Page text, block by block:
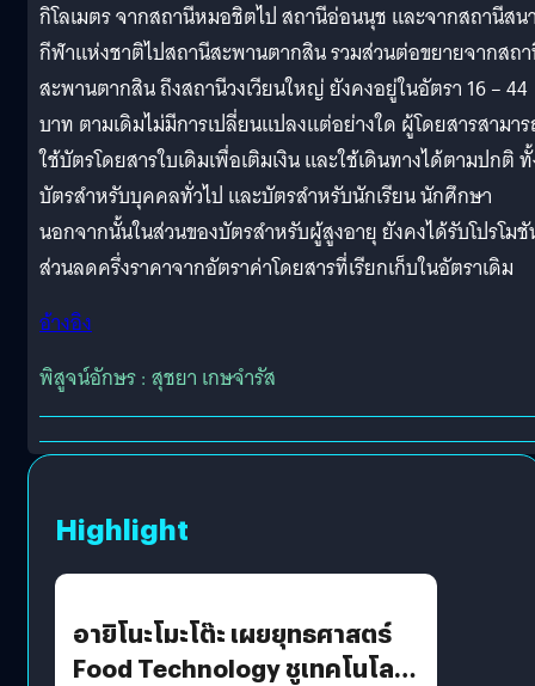
กิโลเมตร จากสถานีหมอชิตไป สถานีอ่อนนุช และจากสถานีสน
กีฬาแห่งชาติไปสถานีสะพานตากสิน รวมส่วนต่อขยายจากสถ
สะพานตากสิน ถึงสถานีวงเวียนใหญ่ ยังคงอยู่ในอัตรา 16 – 44
บาท ตามเดิมไม่มีการเปลี่ยนแปลงแต่อย่างใด ผู้โดยสารสามา
ใช้บัตรโดยสารใบเดิมเพื่อเติมเงิน และใช้เดินทางได้ตามปกติ
บัตรสำหรับบุคคลทั่วไป และบัตรสำหรับนักเรียน นักศึกษา
นอกจากนั้นในส่วนของบัตรสำหรับผู้สูงอายุ ยังคงได้รับโปรโม
ส่วนลดครึ่งราคาจากอัตราค่าโดยสารที่เรียกเก็บในอัตราเดิม
อ้างอิง
พิสูจน์อักษร : สุชยา เกษจำรัส
Highlight
อายิโนะโมะโต๊ะ เผยยุทธศาสตร์
Food Technology ชูเทคโนโลยี